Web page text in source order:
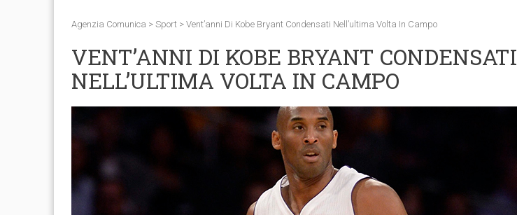
Agenzia Comunica > Sport > Vent’anni Di Kobe Bryant Condensati Nell’ultima Volta In Campo
VENT’ANNI DI KOBE BRYANT CONDENSATI
NELL’ULTIMA VOLTA IN CAMPO